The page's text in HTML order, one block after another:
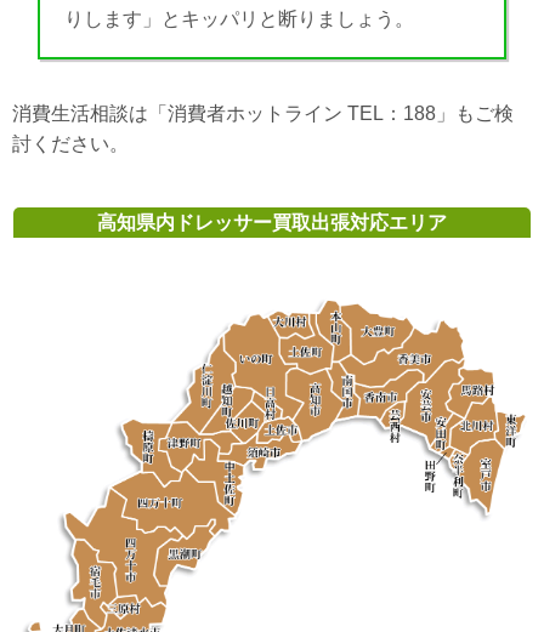
りします」とキッパリと断りましょう。
消費生活相談は「消費者ホットライン TEL：188」もご検
討ください。
高知県内ドレッサー買取出張対応エリア